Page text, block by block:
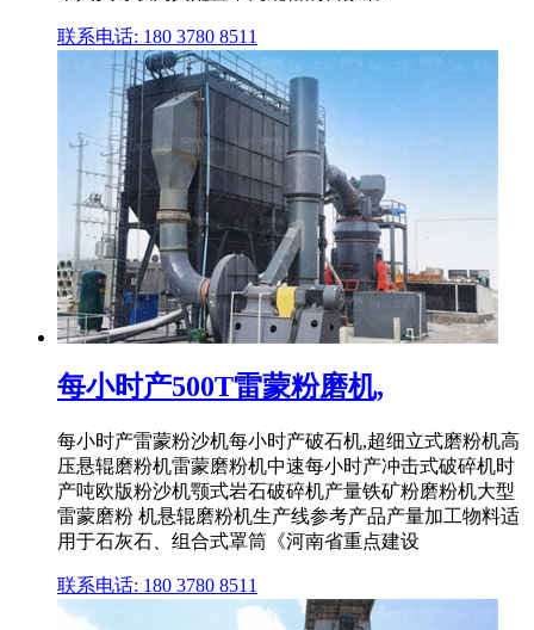
联系电话: 180 3780 8511
每小时产500T雷蒙粉磨机,
每小时产雷蒙粉沙机每小时产破石机,超细立式磨粉机高
压悬辊磨粉机雷蒙磨粉机中速每小时产冲击式破碎机时
产吨欧版粉沙机颚式岩石破碎机产量铁矿粉磨粉机大型
雷蒙磨粉 机悬辊磨粉机生产线参考产品产量加工物料适
用于石灰石、组合式罩筒《河南省重点建设
联系电话: 180 3780 8511